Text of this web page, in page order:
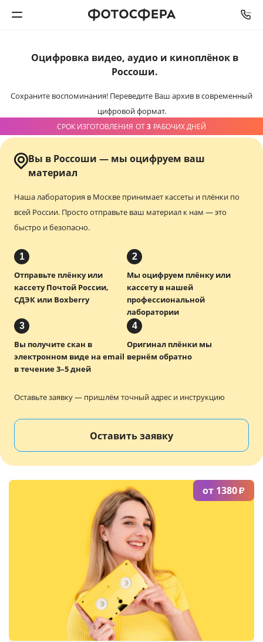
Печать фото
Фотокниги
Интерьерная печать
Багетная мастерская
Полиграфия
Услуги и сервис
Оцифровка видео, аудио и киноплёнокв
Россоши.
Сохраните воспоминания! Переведите Ваш архив в современный
цифровой формат.
СРОК ИЗГОТОВЛЕНИЯ ОТ3 РАБОЧИХ ДНЕЙ
Вы в Россоши — мы оцифруем ваш
материал
Наша лаборатория в Москве принимает кассеты и плёнки по
всей России. Просто отправьте ваш материал к нам — это
быстро и безопасно.
1
Отправьте плёнку или
кассету Почтой России,
СДЭК или Boxberry
2
Мы оцифруем плёнку или
кассету в нашей
профессиональной
лаборатории
3
Вы получите скан в
электронном виде на email
в течение 3–5 дней
4
Оригинал плёнки мы
вернём обратно
Оставьте заявку — пришлём точный адрес и инструкцию
Оставить заявку
от 1380₽